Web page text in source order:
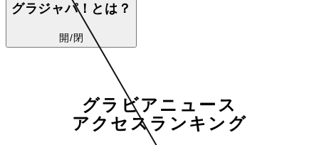
グラジャパ！とは？
開/閉
グラビアニュース
アクセスランキング